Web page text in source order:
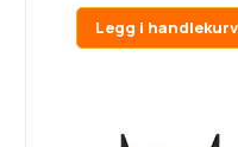
Legg i handlekurv